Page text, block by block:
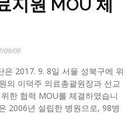
지원 MOU 체
09/09
은 2017. 9. 8일 서울 성북구에 위
의 이덕주 의료총괄원장과 선교
한 협력 MOU를 체결하였습니
2006년 설립한 병원으로, 98병